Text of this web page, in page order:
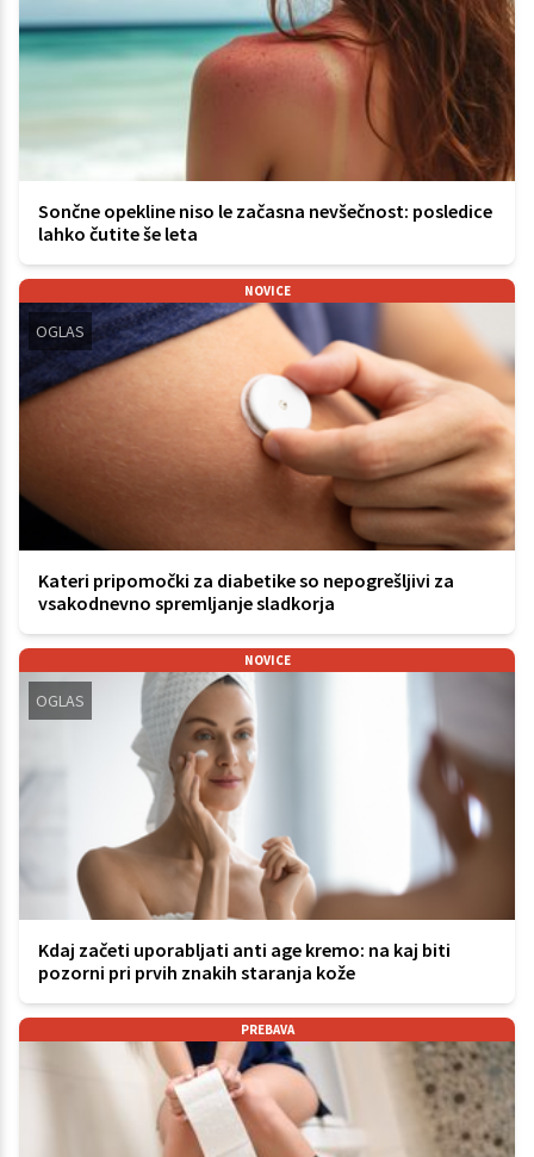
Sončne opekline niso le začasna nevšečnost: posledice
lahko čutite še leta
NOVICE
OGLAS
Kateri pripomočki za diabetike so nepogrešljivi za
vsakodnevno spremljanje sladkorja
NOVICE
OGLAS
Kdaj začeti uporabljati anti age kremo: na kaj biti
pozorni pri prvih znakih staranja kože
PREBAVA